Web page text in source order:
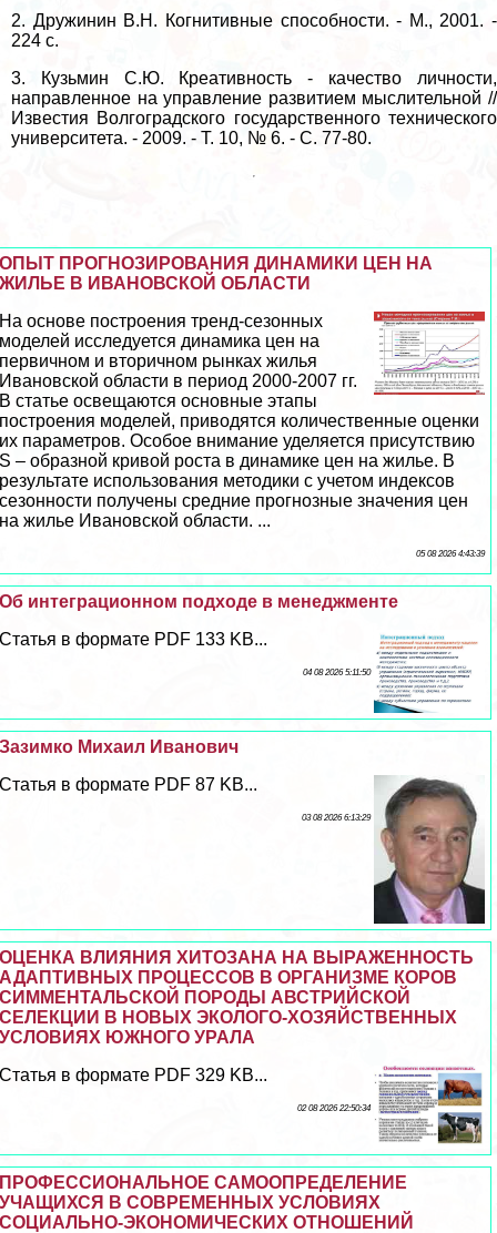
2. Дружинин В.Н. Когнитивные способности. - М., 2001. -
224 с.
3. Кузьмин С.Ю. Креативность - качество личности,
направленное на управление развитием мыслительной //
Известия Волгоградского государственного технического
университета. - 2009. - Т. 10, № 6. - С. 77-80.
ОПЫТ ПРОГНОЗИРОВАНИЯ ДИНАМИКИ ЦЕН НА
ЖИЛЬЕ В ИВАНОВСКОЙ ОБЛАСТИ
На основе построения тренд-сезонных
моделей исследуется динамика цен на
первичном и вторичном рынках жилья
Ивановской области в период 2000-2007 гг.
В статье освещаются основные этапы
построения моделей, приводятся количественные оценки
их параметров. Особое внимание уделяется присутствию
S – образной кривой роста в динамике цен на жилье. В
результате использования методики с учетом индексов
сезонности получены средние прогнозные значения цен
на жилье Ивановской области. ...
05 08 2026 4:43:39
Об интеграционном подходе в менеджменте
Статья в формате PDF 133 KB...
04 08 2026 5:11:50
Зазимко Михаил Иванович
Статья в формате PDF 87 KB...
03 08 2026 6:13:29
ОЦЕНКА ВЛИЯНИЯ ХИТОЗАНА НА ВЫРАЖЕННОСТЬ
АДАПТИВНЫХ ПРОЦЕССОВ В ОРГАНИЗМЕ КОРОВ
СИММЕНТАЛЬСКОЙ ПОРОДЫ АВСТРИЙСКОЙ
СЕЛЕКЦИИ В НОВЫХ ЭКОЛОГО-ХОЗЯЙСТВЕННЫХ
УСЛОВИЯХ ЮЖНОГО УРАЛА
Статья в формате PDF 329 KB...
02 08 2026 22:50:34
ПРОФЕССИОНАЛЬНОЕ САМООПРЕДЕЛЕНИЕ
УЧАЩИХСЯ В СОВРЕМЕННЫХ УСЛОВИЯХ
СОЦИАЛЬНО-ЭКОНОМИЧЕСКИХ ОТНОШЕНИЙ